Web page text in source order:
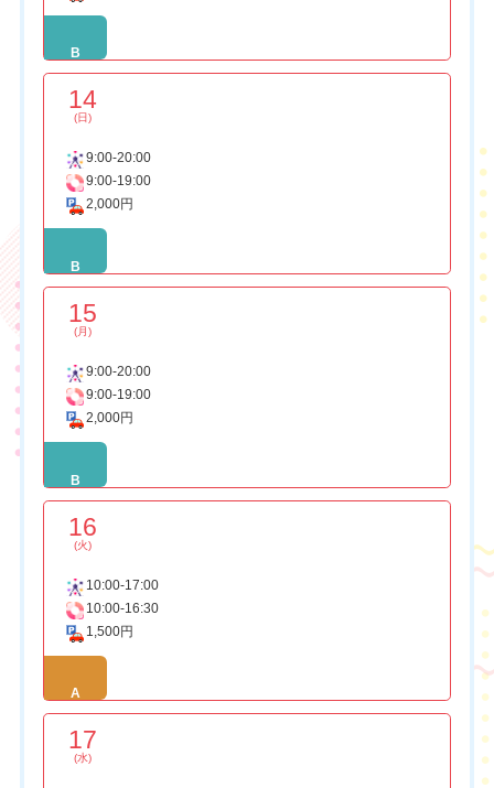
B
14
(日)
9:00-20:00
9:00-19:00
2,000円
B
15
(月)
9:00-20:00
9:00-19:00
2,000円
B
16
(火)
10:00-17:00
10:00-16:30
1,500円
A
17
(水)